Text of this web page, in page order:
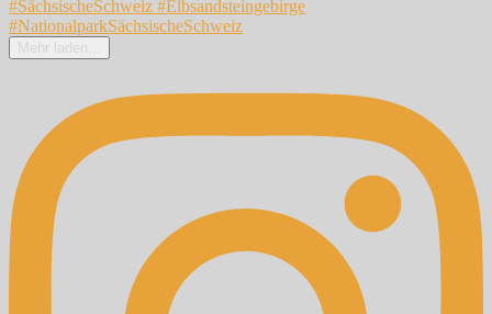
Mehr laden...